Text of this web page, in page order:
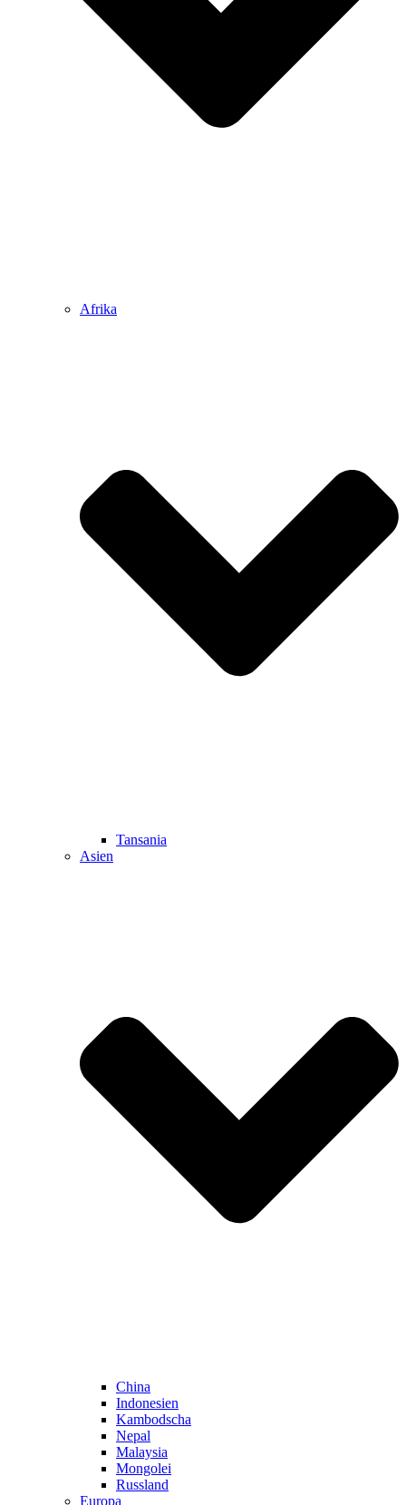
Afrika
Tansania
Asien
China
Indonesien
Kambodscha
Nepal
Malaysia
Mongolei
Russland
Europa